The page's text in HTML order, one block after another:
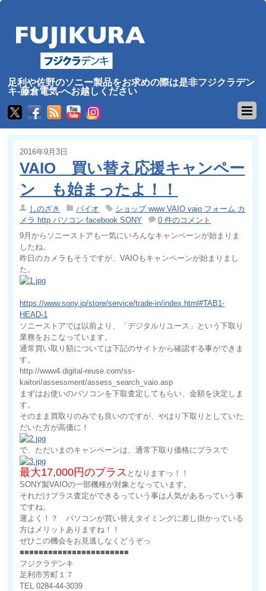
足利や佐野のソニー製品をお求めの際は是非フジクラデン
キ-藤倉電気-へお越しください
2016年9月3日
VAIO 買い替え応援キャンペー
ン も始まったよ！！
しのざき バイオ
ショップ www VAIO vaio フォーム カ
メラ http パソコン facebook SONY
0 件のコメント
9月からソニーストアも一気にいろんなキャンペーンが始まりま
したね。
昨日のカメラもそうですが、VAIOもキャンペーンが始まりまし
た。
https://www.sony.jp/store/service/trade-in/index.html#TAB1-
HEAD-1
ソニーストアでは以前より、「デジタルリユース」という下取り
業務をおこなっています。
通常買い取り額については下記のサイトから確認する事ができま
す。
http://www4.digital-reuse.com/ss-
kaitori/assessment/assess_search_vaio.asp
まずはお使いのパソコンを下取査定してもらい、金額を決定しま
す。
そのまま買取りのみでも良いのですが、やはり下取りとしていた
だいた方が高価に！
で、ただいまのキャンペーンは、通常下取り価格にプラスで
最大17,000円のプラス となりますっ！！
SONY製VAIOの一部機種が対象となっています。
それだけプラス査定ができるっていう事は人気があるっていう事
ですね。
運よく！？ パソコンが買い替えタイミングに差し掛かっている
方はメリットありますね！！
ぜひこの機会をお見逃しなくどうぞっ
■■■■■■■■■■■■■■■■■■■■■■■
フジクラデンキ
足利市芳町１７
TEL 0284-44-3039